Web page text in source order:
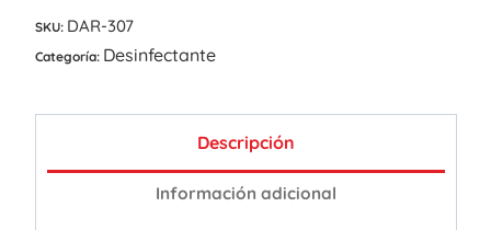
SKU: DAR-307
Categoría: Desinfectante
Descripción
Información adicional